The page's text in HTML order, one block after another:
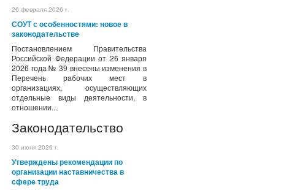
26 февраля 2026 г.
СОУТ с особенностями: новое в
законодательстве
Постановлением Правительства
Российской Федерации от 26 января
2026 года № 39 внесены изменения в
Перечень рабочих мест в
организациях, осуществляющих
отдельные виды деятельности, в
отношении...
Законодательство
30 июня 2026 г.
Утверждены рекомендации по
организации наставничества в
сфере труда